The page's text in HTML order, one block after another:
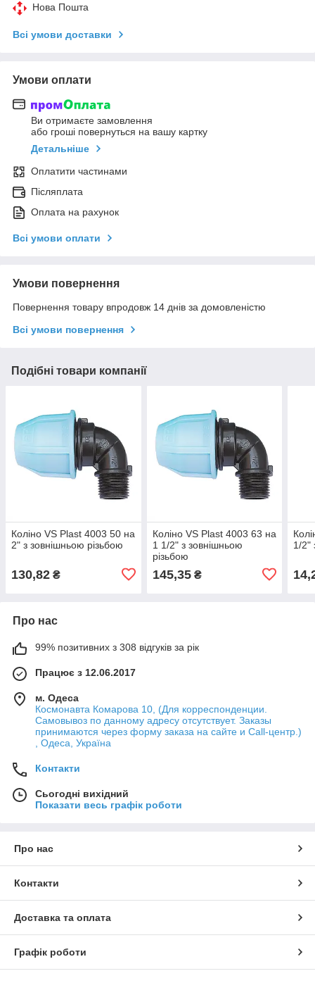
Нова Пошта
Всі умови доставки
Умови оплати
Ви отримаєте замовлення
або гроші повернуться на вашу картку
Детальніше
Оплатити частинами
Післяплата
Оплата на рахунок
Всі умови оплати
Умови повернення
Повернення товару впродовж 14 днів за домовленістю
Всі умови повернення
Подібні товари компанії
Коліно VS Plast 4003 50 на
2" з зовнішньою різьбою
130,82 ₴
Коліно VS Plast 4003 63 на
1 1/2" з зовнішньою
різьбою
145,35₴
1/2"
Про нас
99% позитивних з 308 відгуків за рік
Працює з 12.06.2017
м. Одеса
Космонавта Комарова 10, (Для корреспонденции.
Самовывоз по данному адресу отсутствует. Заказы
принимаются через форму заказа на сайте и Call-центр.)
, Одеса, Україна
Контакти
Сьогодні вихідний
Показати весь графік роботи
Про нас
Контакти
Доставка та оплата
Графік роботи